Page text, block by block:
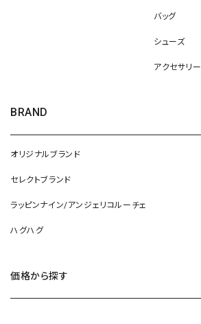
バッグ
シューズ
アクセサリー
BRAND
オリジナルブランド
セレクトブランド
ラッピンナイン/アンジェリコルーチェ
ハグハグ
価格から探す